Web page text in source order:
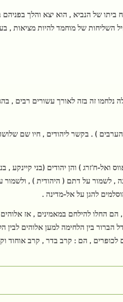
של הנביא , הוא יצא והלך בפניהם
השליחות של מוחמד להיות מציאות ,
זה בזה לאורך עשורים רבים ,
) . בקשר ליהודים , חיו שם
ח'זרג ) והן יהודים (בני קיינקע ,
, לשמור על דתם ( היהודית ) , ולשמור
להגן על אל-מדינה .
החלו להילחם במאמינים , אז
בין הלחימה למען אלוהים לבין
לכופרים , הם : קרב בדר , קרב אוחוד